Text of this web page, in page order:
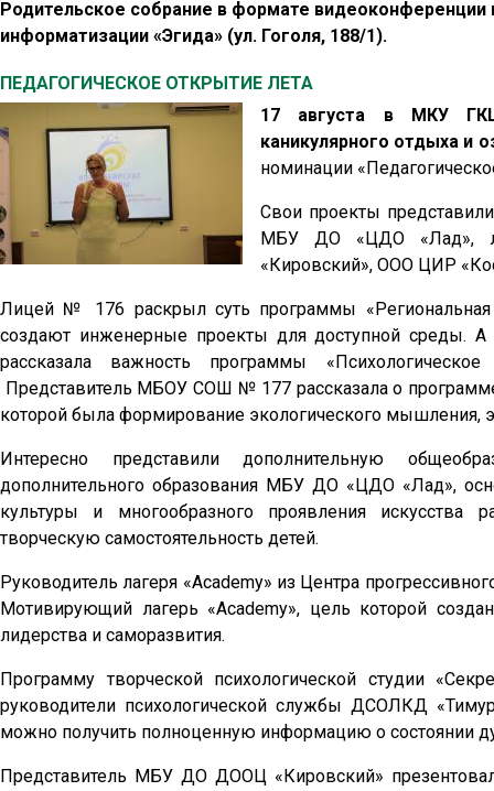
Родительское собрание в формате
информатизации «Эгида» (ул. Гоголя, 188/1).
ПЕДАГОГИЧЕСКОЕ ОТКРЫТИЕ ЛЕТА
17 августа в МКУ ГКЦ
каникулярного отдыха и
номинации
Свои проекты
МБУ ДО «ЦДО «Лад»,
«Кировский», ООО ЦИР
Лицей № 176 раскрыл суть программы
создают инженерные проекты для доступной среды.
рассказала важность программы
Представитель МБОУ СОШ № 177 рассказала о
которой была формирование экологического мышления,
Интересно представили дополнительную
дополнительного образования МБУ ДО «ЦДО «Лад»,
культуры и многообразного проявления искусства
творческую самостоятельность детей.
Руководитель лагеря «Academy» из Центра
Мотивирующий лагерь «Academy», цель которой
лидерства и саморазвития.
Программу творческой психологической студии
руководители психологической службы ДСОЛКД
можно получить полноценную информацию о состоянии
Представитель МБУ ДО ДООЦ «Кировский»